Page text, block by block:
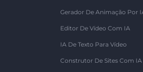
Gerador De Animação Por
Editor De Vídeo Com IA
IA De Texto Para Vídeo
Construtor De Sites Com IA